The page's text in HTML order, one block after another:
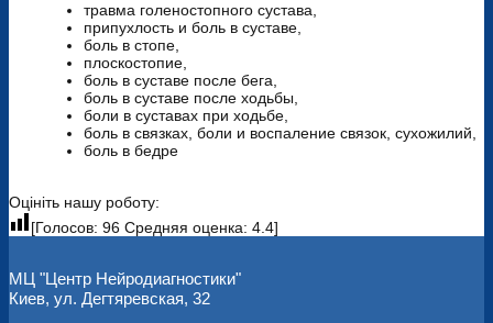
травма голеностопного сустава,
припухлость и боль в суставе,
боль в стопе,
плоскостопие,
боль в суставе после бега,
боль в суставе после ходьбы,
боли в суставах при ходьбе,
боль в связках, боли и воспаление связок, сухожилий,
боль в бедре
Оцініть нашу роботу:
[Голосов: 96 Средняя оценка: 4.4]
МЦ "Центр Нейродиагностики"
Киев, ул. Дегтяревская, 32